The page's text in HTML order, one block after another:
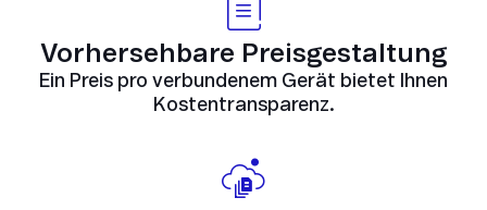
Vorhersehbare Preisgestaltung
Ein Preis pro verbundenem Gerät bietet Ihnen
Kostentransparenz.